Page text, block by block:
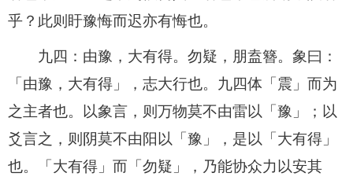
乎？此则盱豫悔而迟亦有悔也。
九四：由豫，大有得。勿疑，朋盍簪。象曰：
「由豫，大有得」，志大行也。九四体「震」而为
之主者也。以象言，则万物莫不由雷以「豫」；以
爻言之，则阴莫不由阳以「豫」，是以「大有得」
也。「大有得」而「勿疑」，乃能协众力以安其